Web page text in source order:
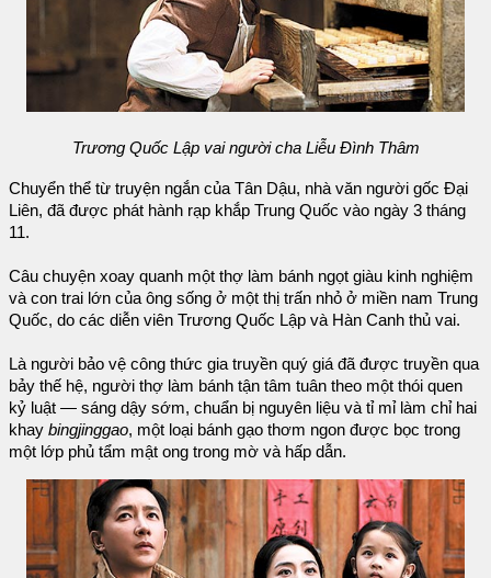
Trương Quốc Lập vai người cha Liễu Đình Thâm
Chuyển thể từ truyện ngắn của Tân Dậu, nhà văn người gốc Đại
Liên, đã được phát hành rạp khắp Trung Quốc vào ngày 3 tháng
11.
Câu chuyện xoay quanh một thợ làm bánh ngọt giàu kinh nghiệm
và con trai lớn của ông sống ở một thị trấn nhỏ ở miền nam Trung
Quốc, do các diễn viên Trương Quốc Lập và Hàn Canh thủ vai.
Là người bảo vệ công thức gia truyền quý giá đã được truyền qua
bảy thế hệ, người thợ làm bánh tận tâm tuân theo một thói quen
kỷ luật — sáng dậy sớm, chuẩn bị nguyên liệu và tỉ mỉ làm chỉ hai
khay bingjinggao, một loại bánh gạo thơm ngon được bọc trong
một lớp phủ tẩm mật ong trong mờ và hấp dẫn.